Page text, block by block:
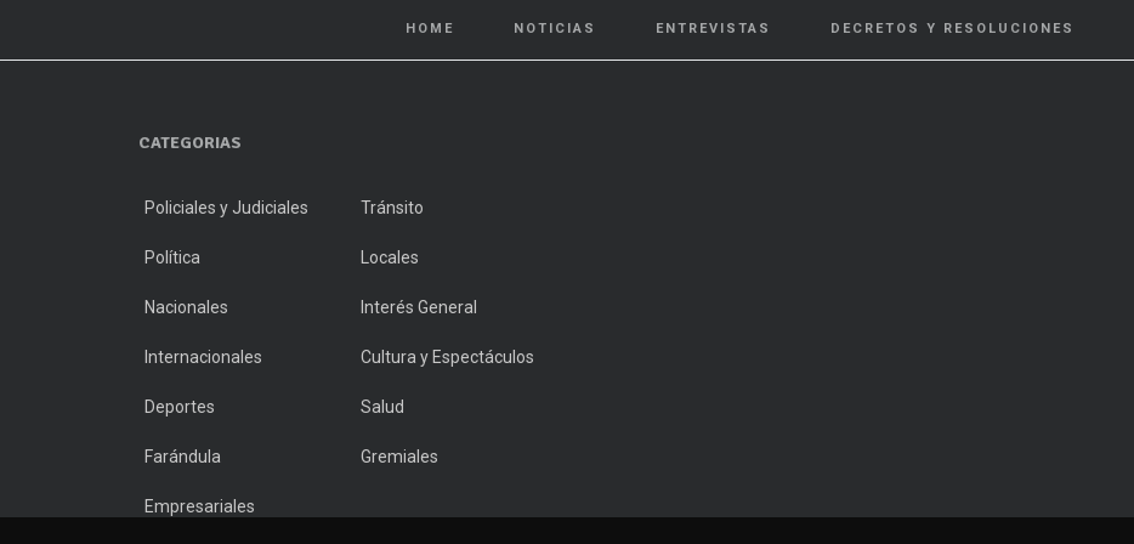
HOME NOTICIAS ENTREVISTAS DECRETOS Y RESOLUCIONES
CATEGORIAS
Policiales y Judiciales Tránsito
Política Locales
Nacionales Interés General
Internacionales Cultura y Espectáculos
Deportes Salud
Farándula Gremiales
Empresariales